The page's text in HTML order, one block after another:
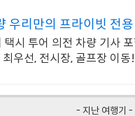
우리만의 프라이빗 전
시 투어 의전 차량 기사
우선, 전시장, 골프장 이동!
- 지난 여행기 -